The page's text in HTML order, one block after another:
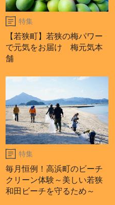
特集
【若狭町】若狭の梅パワー
で元気をお届け 梅元気本
舗
特集
毎月恒例！高浜町のビーチ
クリーン体験～美しい若狭
和田ビーチを守るため～